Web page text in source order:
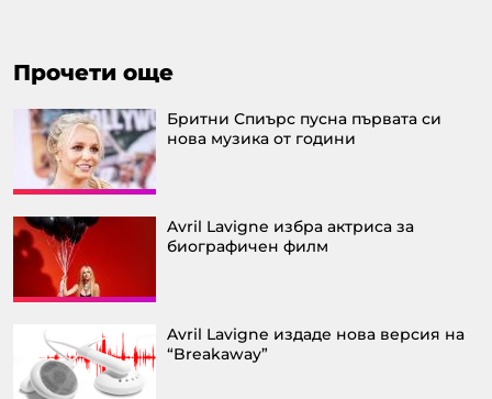
Прочети още
Бритни Спиърс пусна първата си
нова музика от години
Avril Lavigne избра актриса за
биографичен филм
Avril Lavigne издаде нова версия на
“Breakaway”